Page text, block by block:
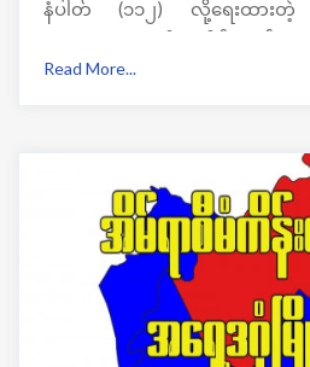
နံပါတ် (၁၁၂) လို့ရေးထားတဲ့
ကိုတွေ့ရမှာပါ။
Read More...